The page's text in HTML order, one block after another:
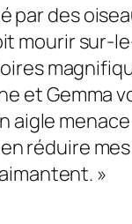
par des
mourir sur-
et Gemma
aigle
réduire
»